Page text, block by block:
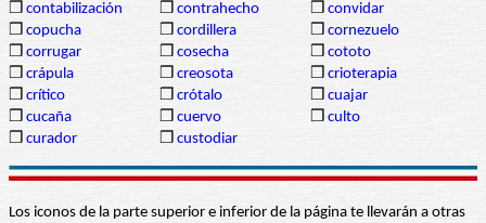
❒ contabilización ❒ contrahecho ❒ convidar
❒ copucha ❒ cordillera ❒ cornezuelo
❒ corrugar ❒ cosecha ❒ cototo
❒ crápula ❒ creosota ❒ crioterapia
❒ crítico ❒ crótalo ❒ cuajar
❒ cucaña ❒ cuervo ❒ culto
❒ curador ❒ custodiar
Los iconos de la parte superior e inferior de la página te llevarán a otras